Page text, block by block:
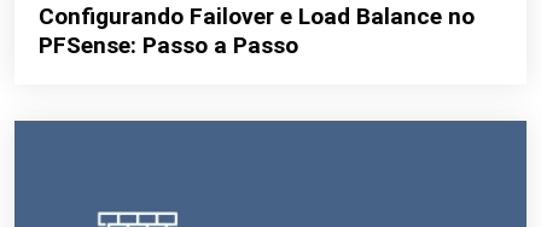
Configurando Failover e Load Balance no
PFSense: Passo a Passo